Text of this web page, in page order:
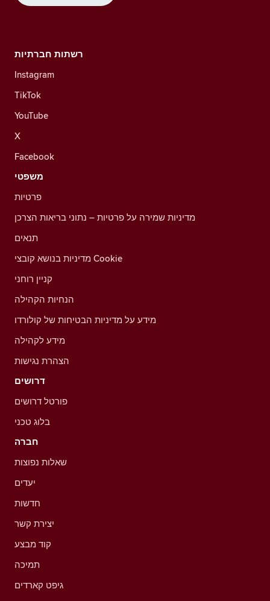
רשתות חברתיות
Instagram
TikTok
YouTube
X
Facebook
משפטי
פרטיות
מדיניות שמירה על פרטיות – נתוני בריאות הצרכן
תנאים
מדיניות בנושא קובצי Cookie
קניין רוחני
הנחיות הקהילה
מידע על מדיניות הבטיחות של קולורדו
מידע לקהילה
הצהרת נגישות
דרושים
פורטל דרושים
בלוג טכני
חברה
שאלות נפוצות
יעדים
חדשות
יצירת קשר
קוד מבצע
תמיכה
גיפט קארדים